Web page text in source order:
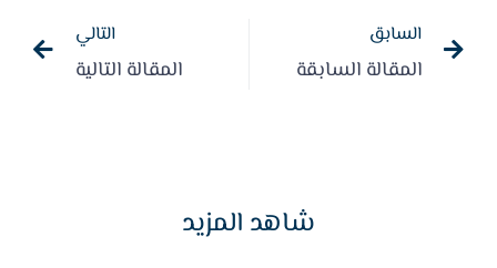
السابق
المقالة السابقة
التالي
المقالة التالية
شاهد المزيد